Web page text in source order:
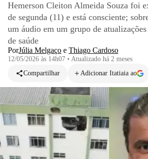
Hemerson Cleiton Almeida Souza foi
de segunda (11) e está consciente;
um áudio em um grupo de atualizações
de saúde
PorJúlia Melgaço e Thiago Cardoso
12/05/2026 às 14h07 • Atualizado há 2 meses
Compartilhar
Adicionar Itatiaia ao